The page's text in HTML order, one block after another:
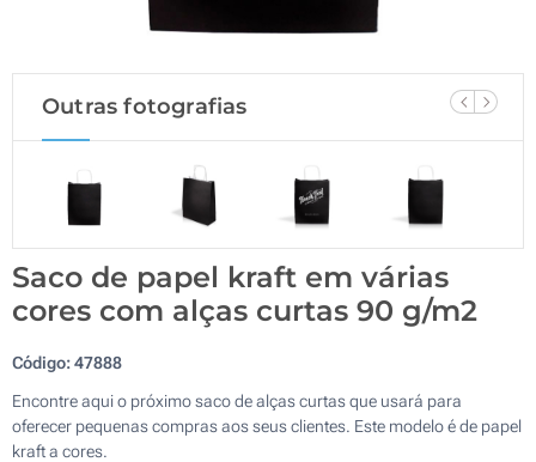
Outras fotografias
Saco de papel kraft em várias
cores com alças curtas 90 g/m2
Código:47888
Encontre aqui o próximo saco de alças curtas que usará para
oferecer pequenas compras aos seus clientes. Este modelo é de papel
kraft a cores.